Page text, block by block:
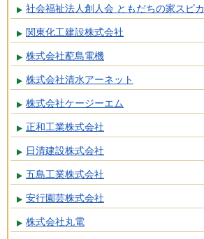
社会福祉法人創人会 ともだちの家スピカ
関東化工建設株式会社
株式会社蓜島電機
株式会社清水アーネット
株式会社ケージーエム
正和工業株式会社
日清建設株式会社
五島工業株式会社
安行園芸株式会社
株式会社丸電